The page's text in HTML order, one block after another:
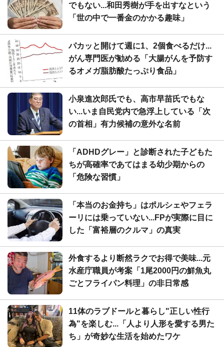
でもない...和田秀樹が手を出すなという
「世の中で一番金のかかる趣味」
パカッと開けて週に1、2個食べるだけ...
がん専門医が勧める「大腸がんを予防す
るオメガ脂肪酸たっぷり食品」
小泉進次郎氏でも、高市早苗氏でもな
い...いま自民党内で急浮上している「次
の首相」有力候補の意外な名前
「ADHDグレー」と診断された子どもた
ちが高確率であてはまる幼少期からの
「危険な習慣」
「本当のお金持ち」はポルシェやフェラ
ーリには乗っていない...FPが実際に目に
した「富裕層のクルマ」の真実
外食するより断然ラクでお得で美味...元
水産庁職員が考案「1尾2000円の鮮魚丸
ごとフライパン料理」の非日常感
11体のラブドールと暮らし"正しい性行
為"を楽しむ...「人より人形を愛する男た
ち」が奇妙な生活を始めたワケ